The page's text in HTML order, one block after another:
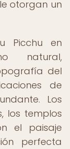
otorgan un
Picchu en
natural,
del
de
Los
los templos
el paisaje
perfecta